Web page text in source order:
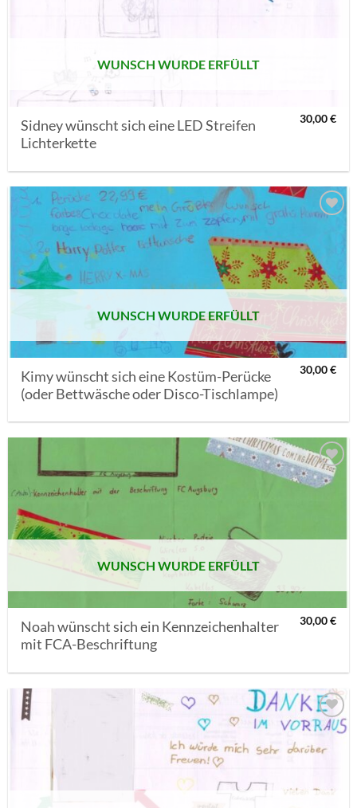
WUNSCH WURDE ERFÜLLT
Sidney wünscht sich eine LED Streifen
Lichterkette
30,00€
AUF MEINE
MERKLISTE
SETZEN
WUNSCH WURDE ERFÜLLT
Kimy wünscht sich eine Kostüm-Perücke
(oder Bettwäsche oder Disco-Tischlampe)
30,00€
AUF MEINE
WUNSCH WURDE ERFÜLLT
Noah wünscht sich ein Kennzeichenhalter
mit FCA-Beschriftung
30,00€
AUF MEINE
MERKLISTE
SETZEN